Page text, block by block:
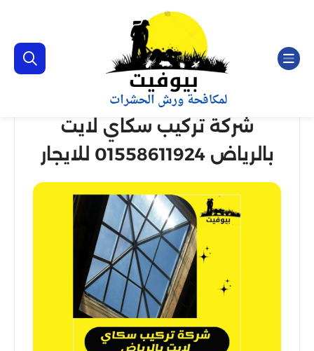
شركة تركيب سكاي لايت
بالرياض 01558611924 للايجار